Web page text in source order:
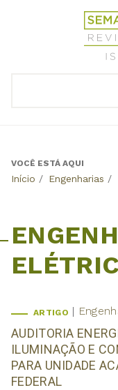
Revista
Científica
Semana
Back
VOCÊ ESTÁ AQUI
Início / Engenharias /
ARTIGO
AUDITORIA
ILUMINAÇÃO E
PARA UNIDADE
FEDERAL